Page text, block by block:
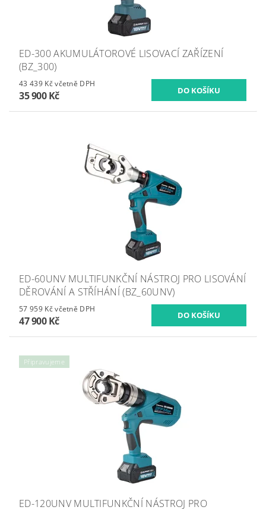
ED-300 AKUMULÁTOROVÉ LISOVACÍ ZAŘÍZENÍ
(BZ_300)
43 439 Kč včetně DPH
35 900 Kč
ED-60UNV MULTIFUNKČNÍ NÁSTROJ PRO LISOVÁNÍ
DĚROVÁNÍ A STŘÍHÁNÍ (BZ_60UNV)
57 959 Kč včetně DPH
47 900 Kč
Připravujeme
ED-120UNV MULTIFUNKČNÍ NÁSTROJ PRO